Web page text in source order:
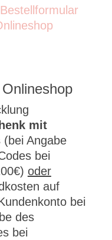
Bestellformular
Onlineshop
mit
(bei Angabe
bei
oder
auf
bei
des
bei